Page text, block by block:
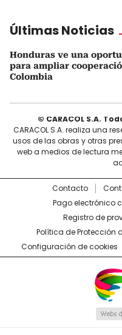
Últimas Noticias
Honduras ve una
para ampliar
Colombia
© CARACOL S.A.
CARACOL S.A. realiza una
usos de las obras y otras
web a medios de lectura
Contacto
Pago electrónico
Registro de
Política de Protección
Configuración de cookies